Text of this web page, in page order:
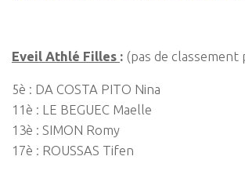
Eveil Athlé Filles : (pas de classement
5è : DA COSTA PITO Nina
11è : LE BEGUEC Maelle
13è : SIMON Romy
17è : ROUSSAS Tifen